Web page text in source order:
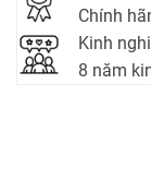
Chính
Kinh
8 năm